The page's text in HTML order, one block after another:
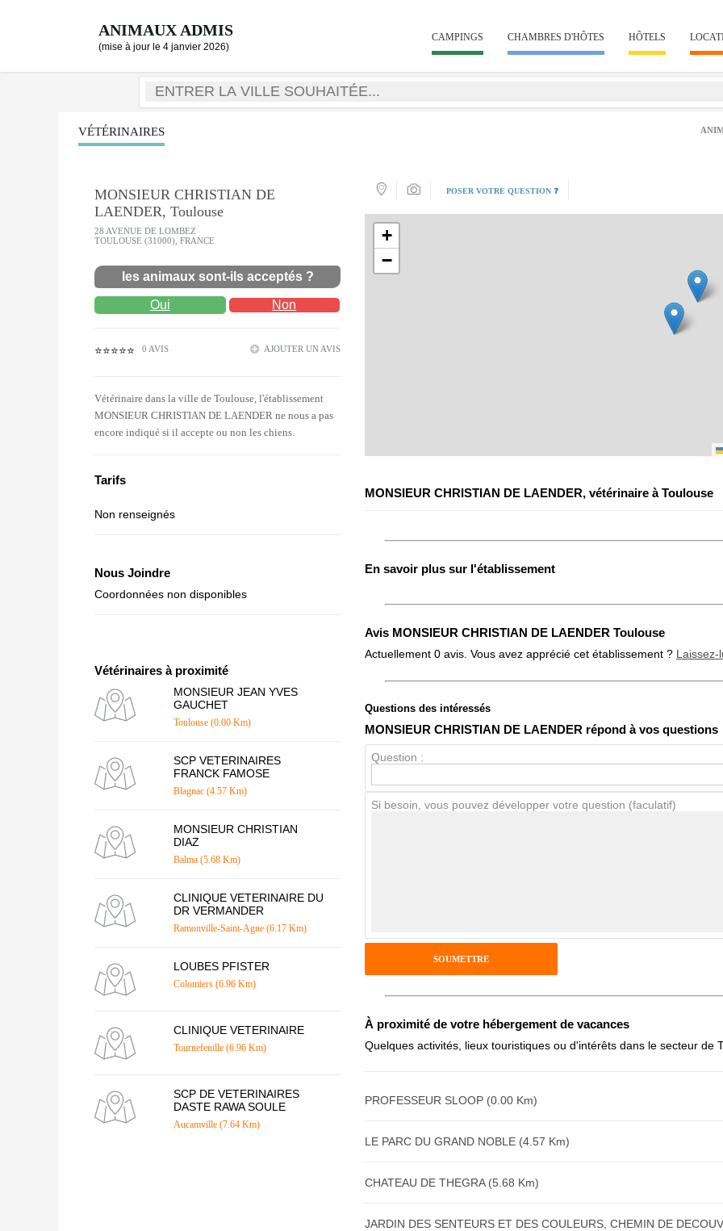
ANIMAUX ADMIS
(mise à jour le 4 janvier 2026)
CAMPINGS CHAMBRES D'HÔTES HÔTELS
VÉTÉRINAIRES
MONSIEUR CHRISTIAN DE
LAENDER, Toulouse
28 AVENUE DE LOMBEZ
TOULOUSE (31000), FRANCE
les animaux sont-ils acceptés ?
Oui Non
⭐⭐⭐⭐⭐ 0 AVIS AJOUTER UN AVIS
Vétérinaire dans la ville de Toulouse, l'établissement
MONSIEUR CHRISTIAN DE LAENDER ne nous a pas
encore indiqué si il accepte ou non les chiens.
Tarifs
Non renseignés
Nous Joindre
Coordonnées non disponibles
Vétérinaires à proximité
MONSIEUR JEAN YVES
GAUCHET
Toulouse (0.00 Km)
SCP VETERINAIRES
FRANCK FAMOSE
Blagnac (4.57 Km)
MONSIEUR CHRISTIAN
DIAZ
Balma (5.68 Km)
CLINIQUE VETERINAIRE DU
DR VERMANDER
Ramonville-Saint-Agne (6.17 Km)
LOUBES PFISTER
Colomiers (6.96 Km)
CLINIQUE VETERINAIRE
Tournefeuille (6.96 Km)
SCP DE VETERINAIRES
DASTE RAWA SOULE
Aucamville (7.64 Km)
POSER VOTRE QUESTION ❓
+
−
MONSIEUR CHRISTIAN DE LAENDER, vétérinaire à Toulouse
En savoir plus sur l'établissement
Avis MONSIEUR CHRISTIAN DE LAENDER Toulouse
Actuellement 0 avis. Vous avez apprécié cet établissement ? Laissez-
Note globale
Avis Clients
Antispam - Combien font 7x4 (en chiffres) :
Avis sur l'établissement :
Questions des intéressés
MONSIEUR CHRISTIAN DE LAENDER répond à vos questions
Question :
Si besoin, vous pouvez développer votre question (faculatif)
À proximité de votre hébergement de vacances
Quelques activités, lieux touristiques ou d'intérêts dans le secteur de
PROFESSEUR SLOOP (0.00 Km)
LE PARC DU GRAND NOBLE (4.57 Km)
CHATEAU DE THEGRA (5.68 Km)
JARDIN DES SENTEURS ET DES COULEURS, CHEMIN DE